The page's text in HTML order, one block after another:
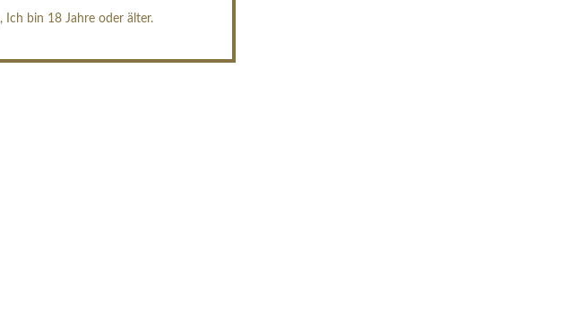
Ich bin 18 Jahre oder älter.